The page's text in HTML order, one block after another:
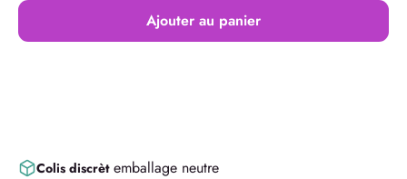
Ajouter au panier
Colis discrètemballage neutre